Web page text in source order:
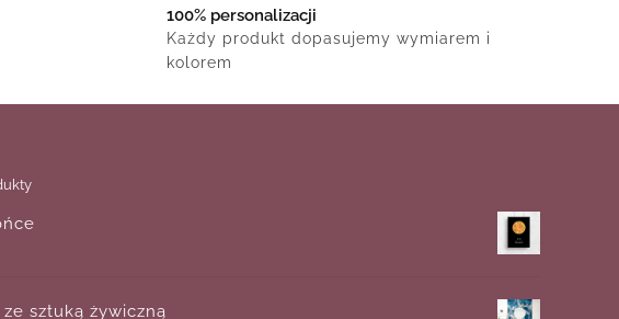
100% personalizacji
Każdy produkt dopasujemy wymiarem i
kolorem
sztuką żywiczną